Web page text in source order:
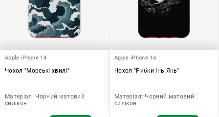
Apple iPhone 14
Чохол "Морські хвилі"
Матеріал: Чорний матовий
силікон
Apple iPhone 14
Чохол "Рибки Інь Янь"
Матеріал: Чорний матовий
силікон